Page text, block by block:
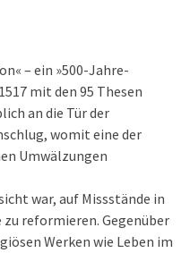
– ein »500-Jahre-
mit den 95 Thesen
an die Tür der
womit eine der
Umwälzungen
war, auf Missstände in
zu reformieren. Gegenüber
Werken wie Leben im